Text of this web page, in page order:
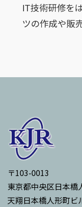
IT技術研修を
ツの作成や販
〒103-0013
東京都中央区日本橋
天翔日本橋人形町ビ